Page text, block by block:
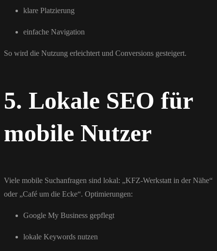
klare Platzierung
einfache Navigation
So wird die Nutzung erleichtert und Conversions gesteigert.
5. Lokale SEO für
mobile Nutzer
Viele mobile Suchanfragen sind lokal: „KFZ-Werkstatt in der Nähe“
oder „Café um die Ecke“. Optimierungen:
Google My Business gepflegt
lokale Keywords nutzen